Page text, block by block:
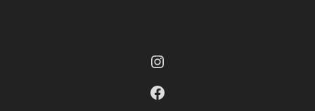
Instagram
Facebook